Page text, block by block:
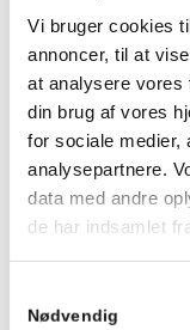
Vi bruger cookies
annoncer, til at
at analysere vores
din brug af vores
for sociale medier,
analysepartnere.
data med andre
de har indsamlet
Nødvendig
MEDIE
TRYK, BAR
TOTAL
PRODUKTTYPE